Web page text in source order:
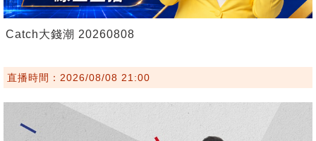
Catch大錢潮 20260808
直播時間：2026/08/08 21:00